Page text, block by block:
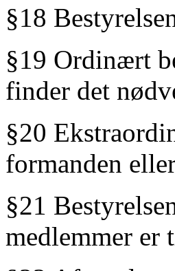
§18
§19 Ordinært
finder det
§20
formanden
§21
medlemmer er